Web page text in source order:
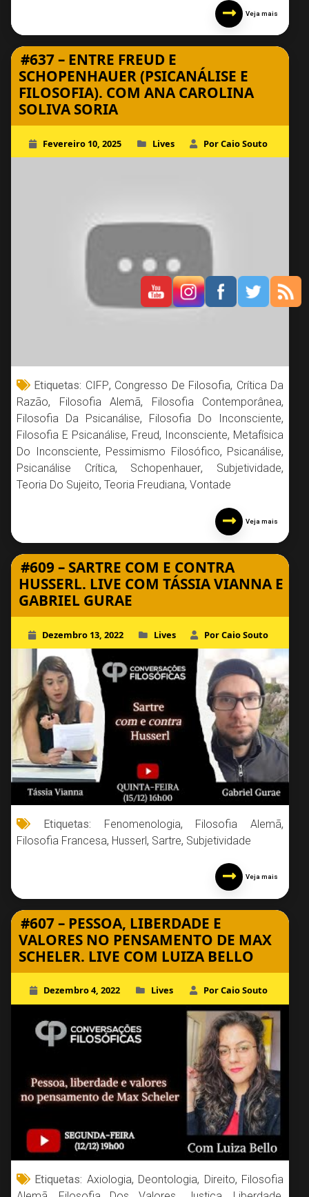
Veja mais
#637 – ENTRE FREUD E
SCHOPENHAUER (PSICANÁLISE E
FILOSOFIA). COM ANA CAROLINA
SOLIVA SORIA
Fevereiro 10, 2025 Lives Por Caio Souto
Etiquetas: CIFP, Congresso De Filosofia, Crítica Da
Razão, Filosofia Alemã, Filosofia Contemporânea,
Filosofia Da Psicanálise, Filosofia Do Inconsciente,
Filosofia E Psicanálise, Freud, Inconsciente, Metafísica
Do Inconsciente, Pessimismo Filosófico, Psicanálise,
Psicanálise Crítica, Schopenhauer, Subjetividade,
Teoria Do Sujeito, Teoria Freudiana, Vontade
Veja mais
#609 – SARTRE COM E CONTRA
HUSSERL. LIVE COM TÁSSIA VIANNA E
GABRIEL GURAE
Dezembro 13, 2022 Lives Por Caio Souto
Etiquetas: Fenomenologia, Filosofia Alemã,
Filosofia Francesa, Husserl, Sartre, Subjetividade
Veja mais
#607 – PESSOA, LIBERDADE E
VALORES NO PENSAMENTO DE MAX
SCHELER. LIVE COM LUIZA BELLO
Dezembro 4, 2022 Lives Por Caio Souto
Etiquetas: Axiologia, Deontologia, Direito, Filosofia